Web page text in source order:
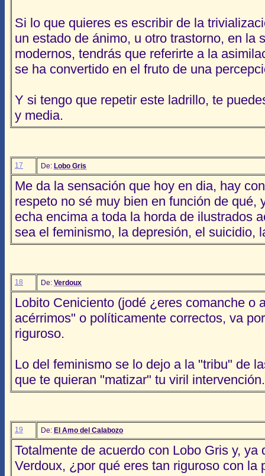
Si lo que quieres es escribir de la
un estado de ánimo, u otro trastorno, en la
modernos, tendrás que referirte a la
se ha convertido en el fruto de una
Y si tengo que repetir este ladrillo, te
y media.
17 De: Lobo Gris
Me da la sensación que hoy en dia, hay
respeto no sé muy bien en función de
echa encima a toda la horda de ilustrados
sea el feminismo, la depresión, el suicidio,
18 De: Verdoux
Lobito Ceniciento (jodé ¿eres comanche o
acérrimos" o políticamente correctos, va
riguroso.
Lo del feminismo se lo dejo a la "tribu" de
que te quieran "matizar" tu viril intervención.
19 De: El Amo del Calabozo
Totalmente de acuerdo con Lobo Gris y,
Verdoux, ¿por qué eres tan riguroso con